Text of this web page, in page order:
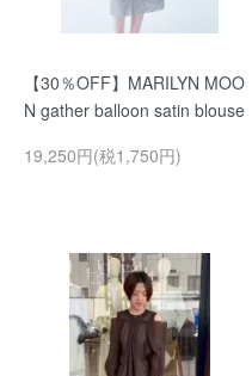
【30％OFF】MARILYN MOO
N gather balloon satin blouse
19,250円(税1,750円)